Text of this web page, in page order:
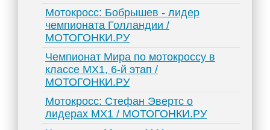
Мотокросс: Бобрышев - лидер
чемпионата Голландии /
МОТОГОНКИ.РУ
Чемпионат Мира по мотокроссу в
классе МХ1, 6-й этап /
МОТОГОНКИ.РУ
Мотокросс: Стефан Эвертс о
лидерах МХ1 / МОТОГОНКИ.РУ